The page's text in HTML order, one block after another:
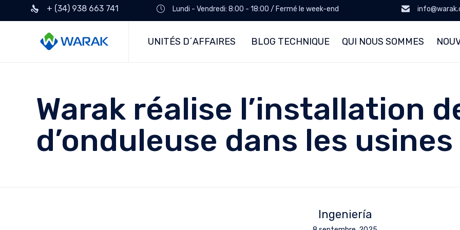
+ (34) 938 663 741 Lundi - Vendredi: 8:00 - 18:00 / Fermé le week-end
UNITÉS D´AFFAIRES BLOG TECHNIQUE QUI NOUS SOMMES
Warak réalise l’installation
d’onduleuse dans les usines
Ingeniería